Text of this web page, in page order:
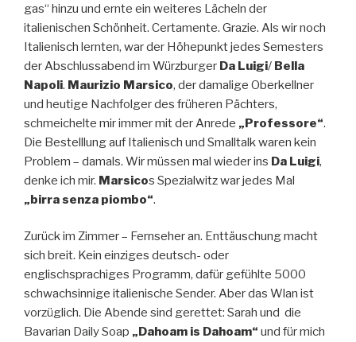
gas“ hinzu und ernte ein weiteres Lächeln der
italienischen Schönheit. Certamente. Grazie. Als wir noch
Italienisch lernten, war der Höhepunkt jedes Semesters
der Abschlussabend im Würzburger Da Luigi/ Bella
Napoli. Maurizio Marsico, der damalige Oberkellner
und heutige Nachfolger des früheren Pächters,
schmeichelte mir immer mit der Anrede „Professore“.
Die Bestelllung auf Italienisch und Smalltalk waren kein
Problem – damals. Wir müssen mal wieder ins Da Luigi,
denke ich mir. Marsicos Spezialwitz war jedes Mal
„birra senza piombo“.
Zurück im Zimmer – Fernseher an. Enttäuschung macht
sich breit. Kein einziges deutsch- oder
englischsprachiges Programm, dafür gefühlte 5000
schwachsinnige italienische Sender. Aber das Wlan ist
vorzüglich. Die Abende sind gerettet: Sarah und die
Bavarian Daily Soap „Dahoam is Dahoam“ und für mich